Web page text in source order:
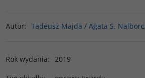
Autor: Tadeusz Majda / Agata S.
Rok wydania: 2019